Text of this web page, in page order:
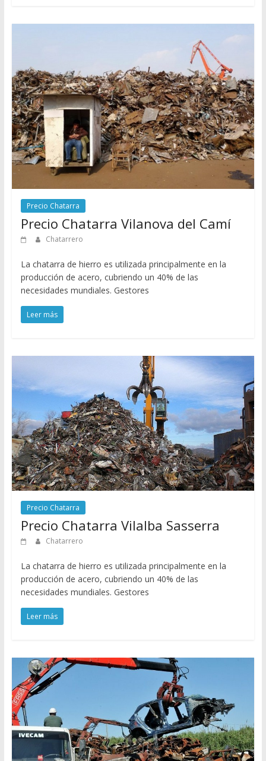
Precio Chatarra
Precio Chatarra Vilanova del Camí
Chatarrero
La chatarra de hierro es utilizada principalmente en la
producción de acero, cubriendo un 40% de las
necesidades mundiales. Gestores
Leer más
Precio Chatarra
Precio Chatarra Vilalba Sasserra
Chatarrero
La chatarra de hierro es utilizada principalmente en la
producción de acero, cubriendo un 40% de las
necesidades mundiales. Gestores
Leer más